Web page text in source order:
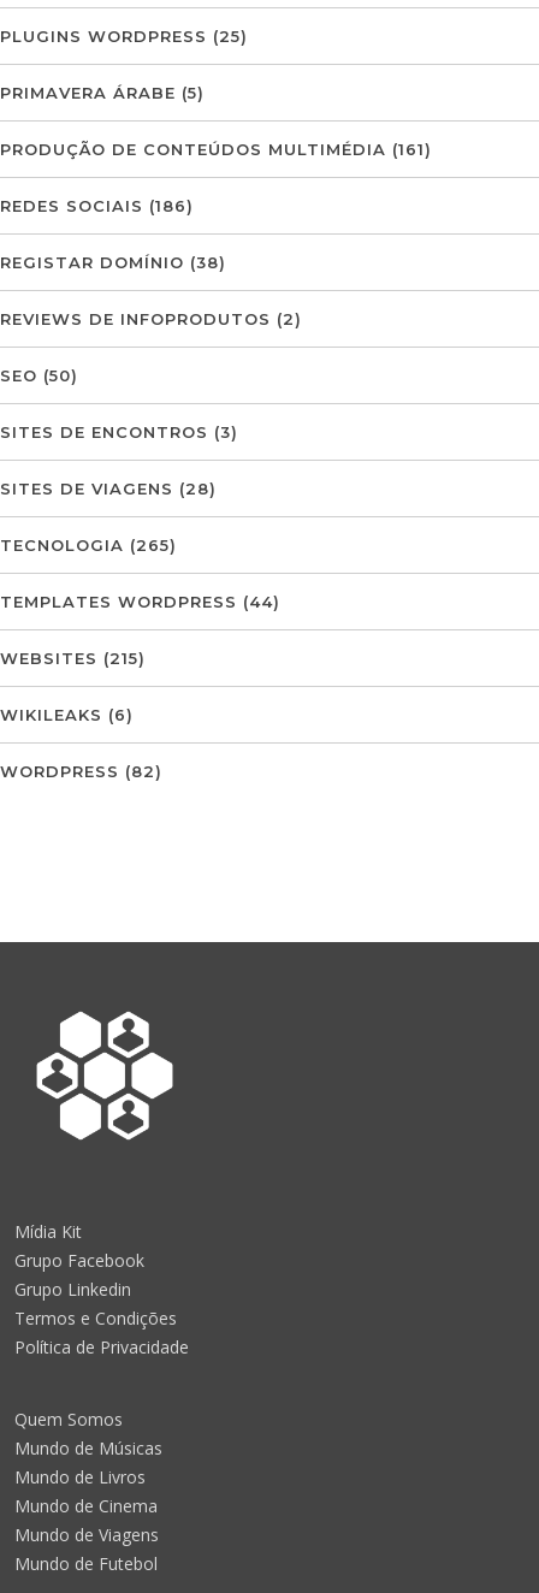
PLUGINS WORDPRESS (25)
PRIMAVERA ÁRABE (5)
PRODUÇÃO DE CONTEÚDOS MULTIMÉDIA (161)
REDES SOCIAIS (186)
REGISTAR DOMÍNIO (38)
REVIEWS DE INFOPRODUTOS (2)
SEO (50)
SITES DE ENCONTROS (3)
SITES DE VIAGENS (28)
TECNOLOGIA (265)
TEMPLATES WORDPRESS (44)
WEBSITES (215)
WIKILEAKS (6)
WORDPRESS (82)
Mídia Kit
Grupo Facebook
Grupo Linkedin
Termos e Condições
Política de Privacidade
Quem Somos
Mundo de Músicas
Mundo de Livros
Mundo de Cinema
Mundo de Viagens
Mundo de Futebol